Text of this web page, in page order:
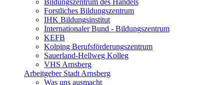
Bildungszentrum des Handels
Forstliches Bildungszentrum
IHK Bildungsinstitut
Internationaler Bund - Bildungszentrum
KEFB
Kolping Berufsförderungszentrum
Sauerland-Hellweg Kolleg
VHS Arnsberg
Arbeitgeber Stadt Arnsberg
Was uns ausmacht